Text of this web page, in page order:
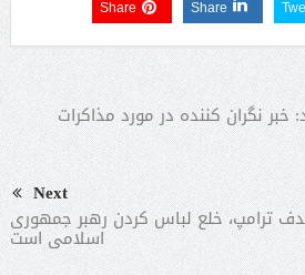
Share
Share
نگران کننده در مورد مذاکرات
Next
ترامپ، خلع لباس کردن رهبر جمهوری
اسلامی است